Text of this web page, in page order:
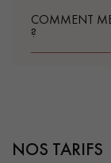
COMMENT
?
NOS TARIFS